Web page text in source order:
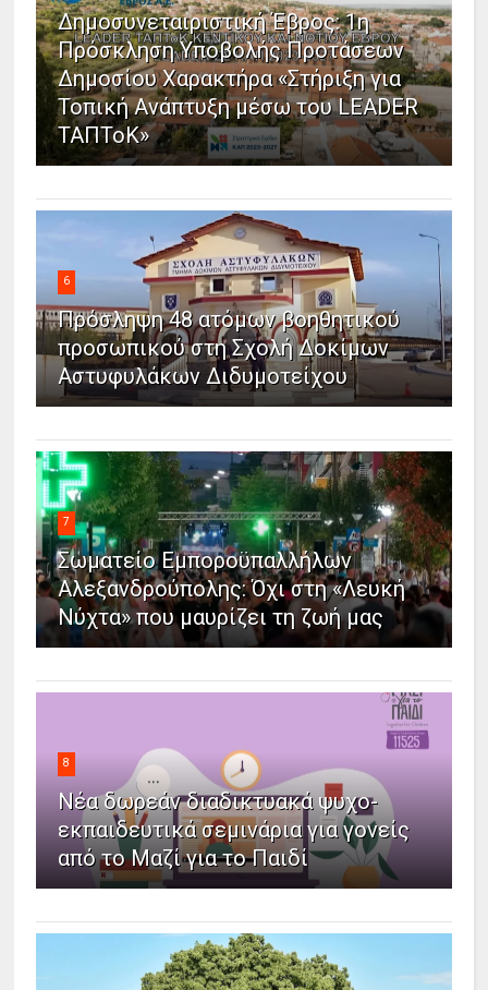
Δημοσυνεταιριστική Έβρος: 1η
Πρόσκληση Υποβολής Προτάσεων
Δημοσίου Χαρακτήρα «Στήριξη για
Τοπική Ανάπτυξη μέσω του LEADER
ΤΑΠΤοΚ»
6
Πρόσληψη 48 ατόμων βοηθητικού
προσωπικού στη Σχολή Δοκίμων
Αστυφυλάκων Διδυμοτείχου
7
Σωματείο Εμποροϋπαλλήλων
Αλεξανδρούπολης: Όχι στη «Λευκή
Νύχτα» που μαυρίζει τη ζωή μας
8
Νέα δωρεάν διαδικτυακά ψυχο-
εκπαιδευτικά σεμινάρια για γονείς
από το Μαζί για το Παιδί